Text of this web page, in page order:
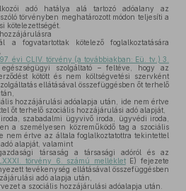
adó hatálya alá tartozó adóalany az
törvényben meghatározott módon teljesíti a
kötelezettségét.
a fogvatartottak kötelező foglalkoztatására
évi CLIV. törvény (a továbbiakban: Eü. tv.) 3.
egészségügyi szolgáltató – feltéve, hogy az
kötött és nem költségvetési szervként
ellátásával összefüggésben őt terhelő
hozzájárulási adóalapja után, ide nem értve
őt terhelő szociális hozzájárulási adó alapját,
szabadalmi ügyvivő iroda, ügyvédi iroda,
a személyesen közreműködő tag a szociális
nem értve az általa foglalkoztatottra tekintettel
alapját, valamint
társaság a társasági adóról és az
törvény 6. számú mellékletE) fejezete
tevékenység ellátásával összefüggésben
adó alapja után,
a szociális hozzájárulási adóalapja után.